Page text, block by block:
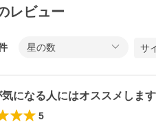
レビュー
星の数 サ
になる人にはオススメします
5